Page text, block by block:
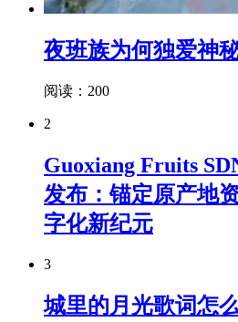
夜班族为何独爱神
阅读：200
2
Guoxiang Fruits
发布：锚定原产地
字化新纪元
3
城里的月光歌词怎